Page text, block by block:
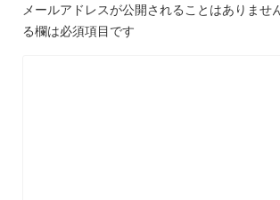
メールアドレスが公開されることはありません
る欄は必須項目です